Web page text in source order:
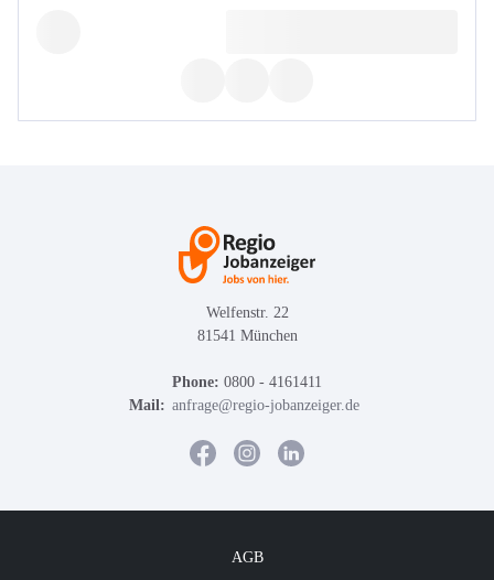
Welfenstr. 22
81541 München
Phone: 0800 - 4161411
Mail: anfrage@regio-jobanzeiger.de
AGB